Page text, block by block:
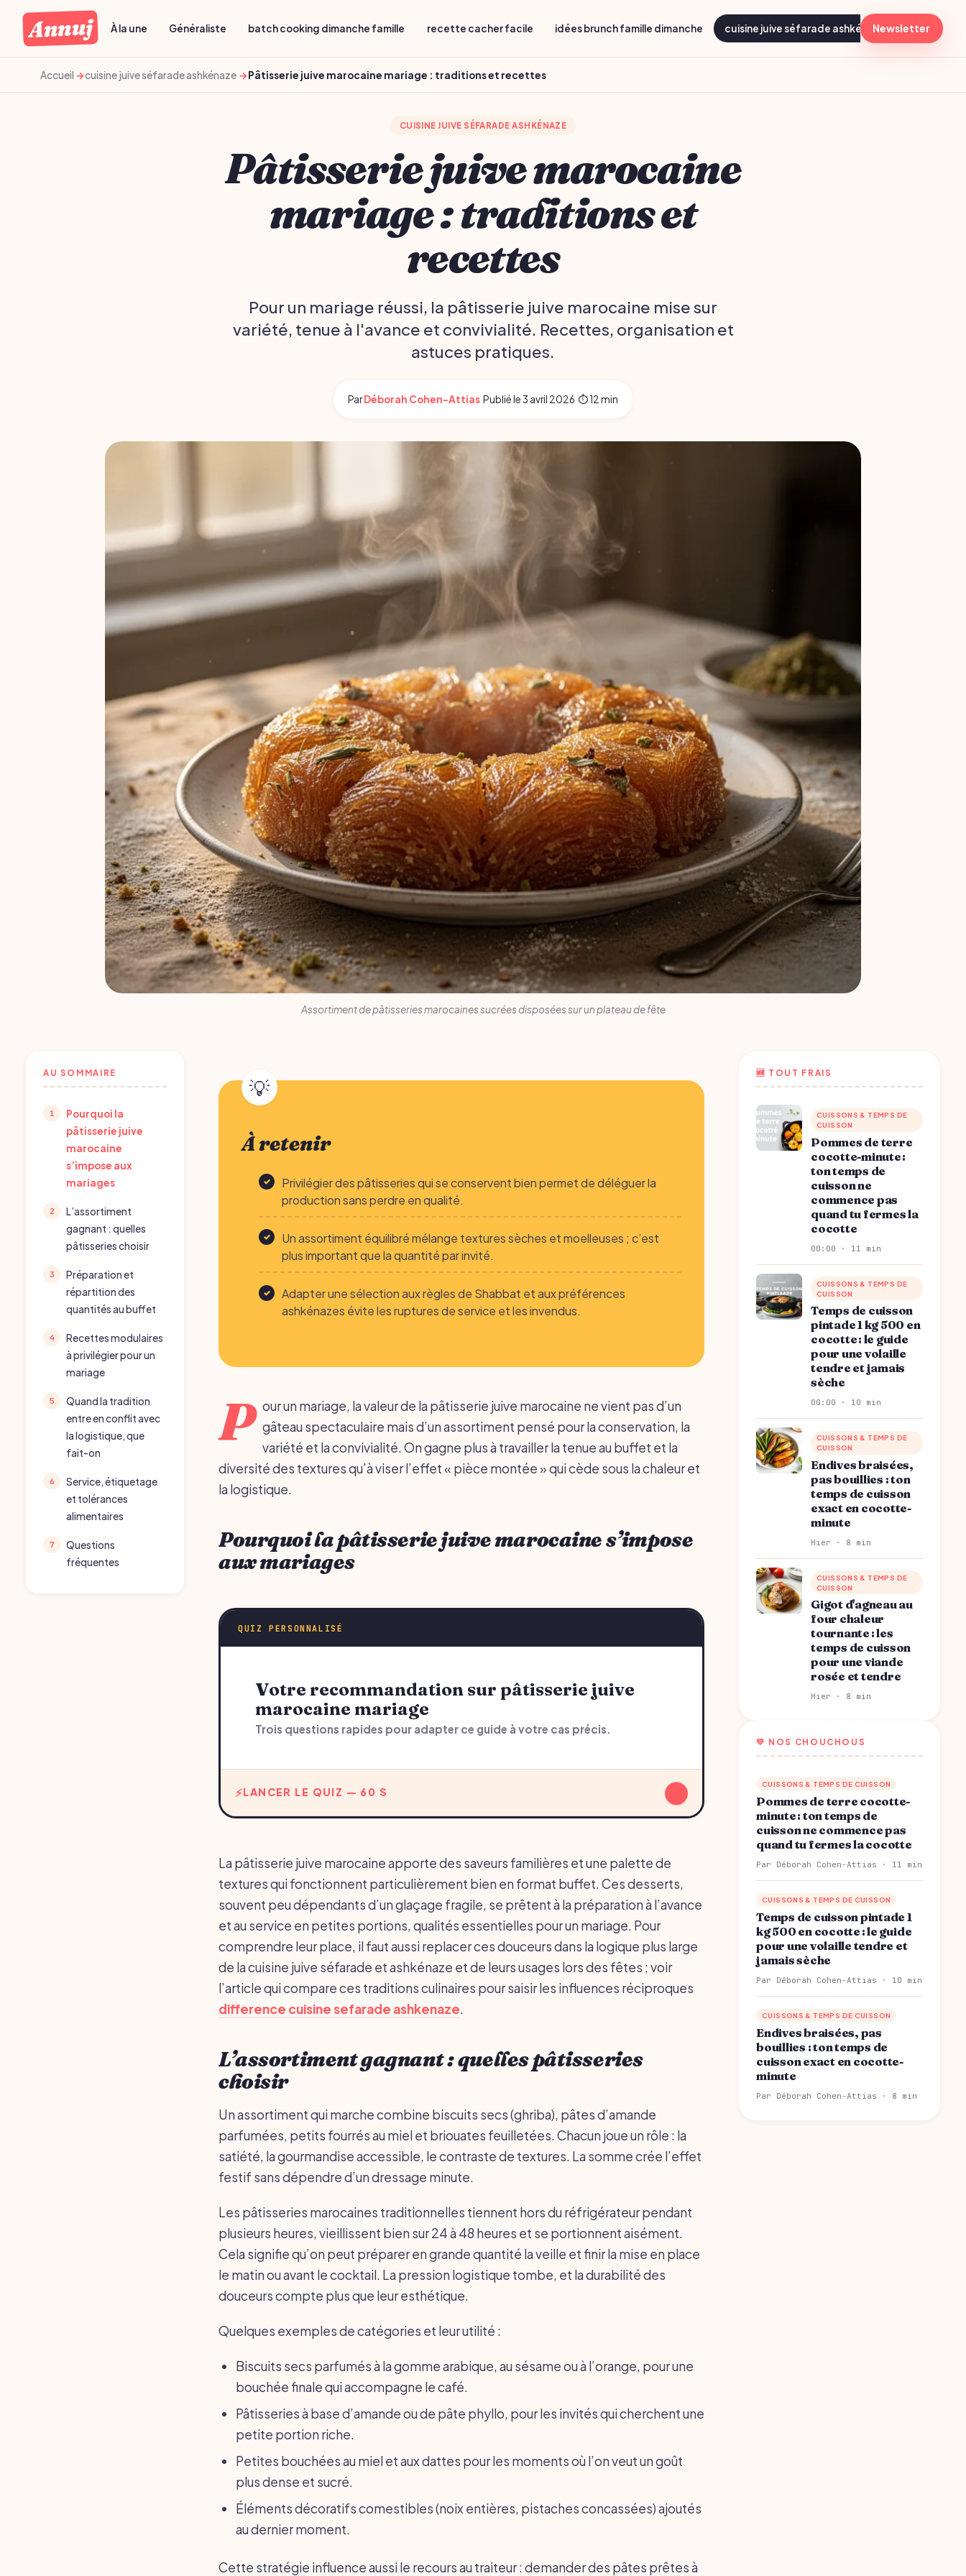
Annuj À la une Généraliste batch cooking dimanche famille recette cacher facile idées brunch famille dimanche cuisine juive séfarade ashkénaze menu
Newsletter
Accueil cuisine juive séfarade ashkénaze Pâtisserie juive marocaine mariage : traditions et recettes
CUISINE JUIVE SÉFARADE ASHKÉNAZE
Pâtisserie juive marocaine
mariage : traditions et
recettes
Pour un mariage réussi, la pâtisserie juive marocaine mise sur
variété, tenue à l'avance et convivialité. Recettes, organisation et
astuces pratiques.
ParDéborah Cohen-Attias·Publié le3 avril 2026·⏱ 12 min
Assortiment de pâtisseries marocaines sucrées disposées sur un plateau de fête
AU SOMMAIRE
Pourquoi la
pâtisserie juive
marocaine
s’impose aux
mariages
L’assortiment
gagnant : quelles
pâtisseries choisir
Préparation et
répartition des
quantités au buffet
Recettes modulaires
à privilégier pour un
mariage
Quand la tradition
entre en conflit avec
la logistique, que
fait-on
Service, étiquetage
et tolérances
alimentaires
Questions
fréquentes
À retenir
Privilégier des pâtisseries qui se conservent bien permet de déléguer la
production sans perdre en qualité.
Un assortiment équilibré mélange textures sèches et moelleuses ; c’est
plus important que la quantité par invité.
Adapter une sélection aux règles de Shabbat et aux préférences
ashkénazes évite les ruptures de service et les invendus.
P our un mariage, la valeur de la pâtisserie juive marocaine ne vient pas d’un
gâteau spectaculaire mais d’un assortiment pensé pour la conservation, la
variété et la convivialité. On gagne plus à travailler la tenue au buffet et la
diversité des textures qu’à viser l’effet « pièce montée » qui cède sous la chaleur et
la logistique.
Pourquoi la pâtisserie juive marocaine s’impose
aux mariages
QUIZ PERSONNALISÉ
Votre recommandation sur pâtisserie juive
marocaine mariage
Trois questions rapides pour adapter ce guide à votre cas précis.
LANCER LE QUIZ — 60 S
La pâtisserie juive marocaine apporte des saveurs familières et une palette de
textures qui fonctionnent particulièrement bien en format buffet. Ces desserts,
souvent peu dépendants d’un glaçage fragile, se prêtent à la préparation à l’avance
et au service en petites portions, qualités essentielles pour un mariage. Pour
comprendre leur place, il faut aussi replacer ces douceurs dans la logique plus large
de la cuisine juive séfarade et ashkénaze et de leurs usages lors des fêtes ; voir
l’article qui compare ces traditions culinaires pour saisir les influences réciproques
difference cuisine sefarade ashkenaze.
L’assortiment gagnant : quelles pâtisseries
choisir
Un assortiment qui marche combine biscuits secs (ghriba), pâtes d’amande
parfumées, petits fourrés au miel et briouates feuilletées. Chacun joue un rôle : la
satiété, la gourmandise accessible, le contraste de textures. La somme crée l’effet
festif sans dépendre d’un dressage minute.
Les pâtisseries marocaines traditionnelles tiennent hors du réfrigérateur pendant
plusieurs heures, vieillissent bien sur 24 à 48 heures et se portionnent aisément.
Cela signifie qu’on peut préparer en grande quantité la veille et finir la mise en place
le matin ou avant le cocktail. La pression logistique tombe, et la durabilité des
douceurs compte plus que leur esthétique.
Quelques exemples de catégories et leur utilité :
Biscuits secs parfumés à la gomme arabique, au sésame ou à l’orange, pour une
bouchée finale qui accompagne le café.
Pâtisseries à base d’amande ou de pâte phyllo, pour les invités qui cherchent une
petite portion riche.
Petites bouchées au miel et aux dattes pour les moments où l’on veut un goût
plus dense et sucré.
Éléments décoratifs comestibles (noix entières, pistaches concassées) ajoutés
au dernier moment.
Cette stratégie influence aussi le recours au traiteur : demander des pâtes prêtes à
🆕 TOUT FRAIS
CUISSONS & TEMPS DE
CUISSON
Pommes de terre
cocotte-minute :
ton temps de
cuisson ne
commence pas
quand tu fermes la
cocotte
00:00 · 11 min
CUISSONS & TEMPS DE
CUISSON
Temps de cuisson
pintade 1 kg 500 en
cocotte : le guide
pour une volaille
tendre et jamais
sèche
00:00 · 10 min
CUISSONS & TEMPS DE
CUISSON
Endives braisées,
pas bouillies : ton
temps de cuisson
exact en cocotte-
minute
Hier · 8 min
CUISSONS & TEMPS DE
CUISSON
Gigot d'agneau au
four chaleur
tournante : les
temps de cuisson
pour une viande
rosée et tendre
Hier · 8 min
💛 NOS CHOUCHOUS
CUISSONS & TEMPS DE CUISSON
Pommes de terre cocotte-
minute : ton temps de
cuisson ne commence pas
quand tu fermes la cocotte
Par Déborah Cohen-Attias · 11 min
CUISSONS & TEMPS DE CUISSON
Temps de cuisson pintade 1
kg 500 en cocotte : le guide
pour une volaille tendre et
jamais sèche
Par Déborah Cohen-Attias · 10 min
CUISSONS & TEMPS DE CUISSON
Endives braisées, pas
bouillies : ton temps de
cuisson exact en cocotte-
minute
Par Déborah Cohen-Attias · 8 min